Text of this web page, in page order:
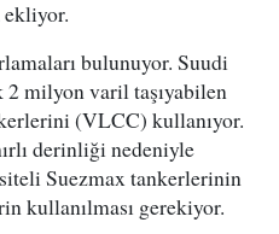
bulunuyor. Suudi
2 milyon varil taşıyabilen
(VLCC) kullanıyor.
derinliği nedeniyle
Suezmax tankerlerinin
kullanılması gerekiyor.